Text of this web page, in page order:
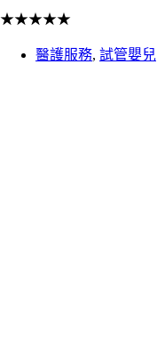
★★★★★
醫護服務, 試管嬰兒